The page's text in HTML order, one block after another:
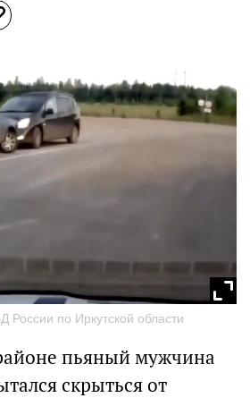
по Иркутской области
пьяный мужчина
скрыться от